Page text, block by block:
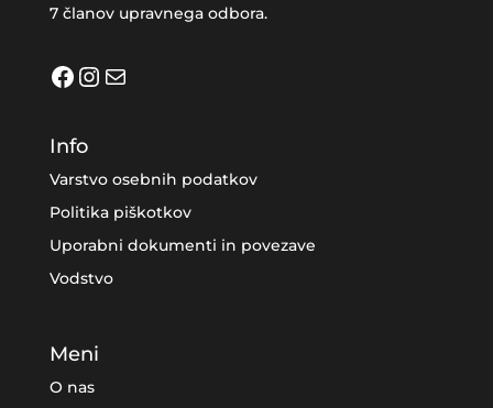
7 članov upravnega odbora.
Facebook
Instagram
Mail
Info
Varstvo osebnih podatkov
Politika piškotkov
Uporabni dokumenti in povezave
Vodstvo
Meni
O nas